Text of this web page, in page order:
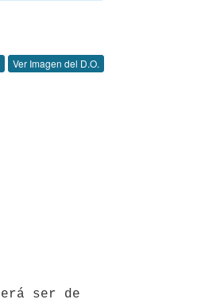
Ver Imagen del D.O.